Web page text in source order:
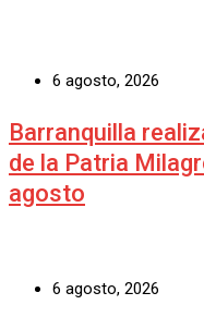
6 agosto, 2026
Barranquilla
de la Patria
agosto
6 agosto, 2026